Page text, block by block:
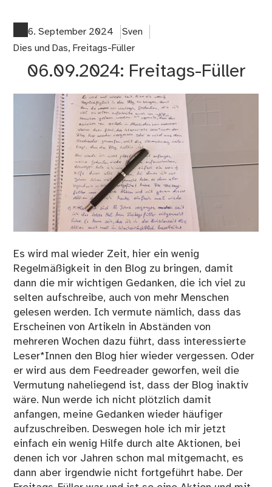
6. September 2024
Sven
Dies und Das, Freitags-Füller
06.09.2024: Freitags-Füller
Es wird mal wieder Zeit, hier ein wenig
Regelmäßigkeit in den Blog zu bringen, damit
dann die mir wichtigen Gedanken, die ich viel zu
selten aufschreibe, auch von mehr Menschen
gelesen werden. Ich vermute nämlich, dass das
Erscheinen von Artikeln in Abständen von
mehreren Wochen dazu führt, dass interessierte
Leser*Innen den Blog hier wieder vergessen. Oder
er wird aus dem Feedreader geworfen, weil die
Vermutung naheliegend ist, dass der Blog inaktiv
wäre. Nun werde ich nicht plötzlich damit
anfangen, meine Gedanken wieder häufiger
aufzuschreiben. Deswegen hole ich mir jetzt
einfach ein wenig Hilfe durch alte Aktionen, bei
denen ich vor Jahren schon mal mitgemacht, es
dann aber irgendwie nicht fortgeführt habe. Der